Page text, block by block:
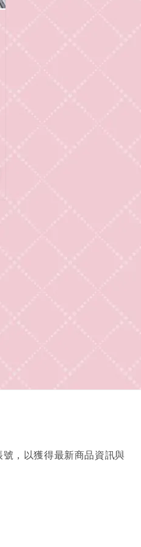
，以獲得最新商品資訊與